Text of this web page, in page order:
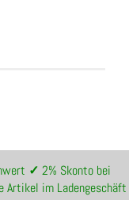
✓ 2% Skonto bei
Artikel im Ladengeschäft